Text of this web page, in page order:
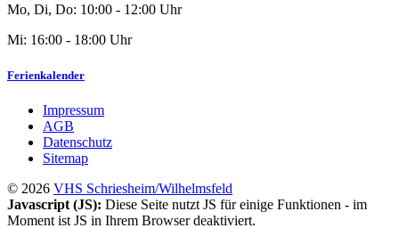
Mo, Di, Do: 10:00 - 12:00 Uhr
Mi: 16:00 - 18:00 Uhr
Ferienkalender
Impressum
AGB
Datenschutz
Sitemap
© 2026 VHS Schriesheim/Wilhelmsfeld
Javascript (JS): Diese Seite nutzt JS für einige Funktionen - im
Moment ist JS in Ihrem Browser deaktiviert.